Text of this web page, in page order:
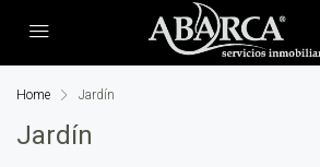
Home Jardín
Jardín